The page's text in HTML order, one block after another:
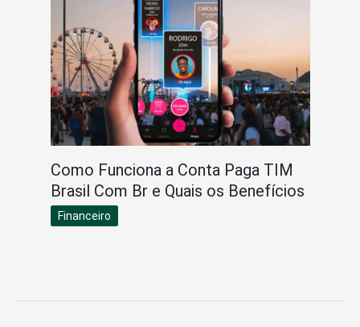
Como Funciona a Conta Paga TIM
Brasil Com Br e Quais os Benefícios
Financeiro